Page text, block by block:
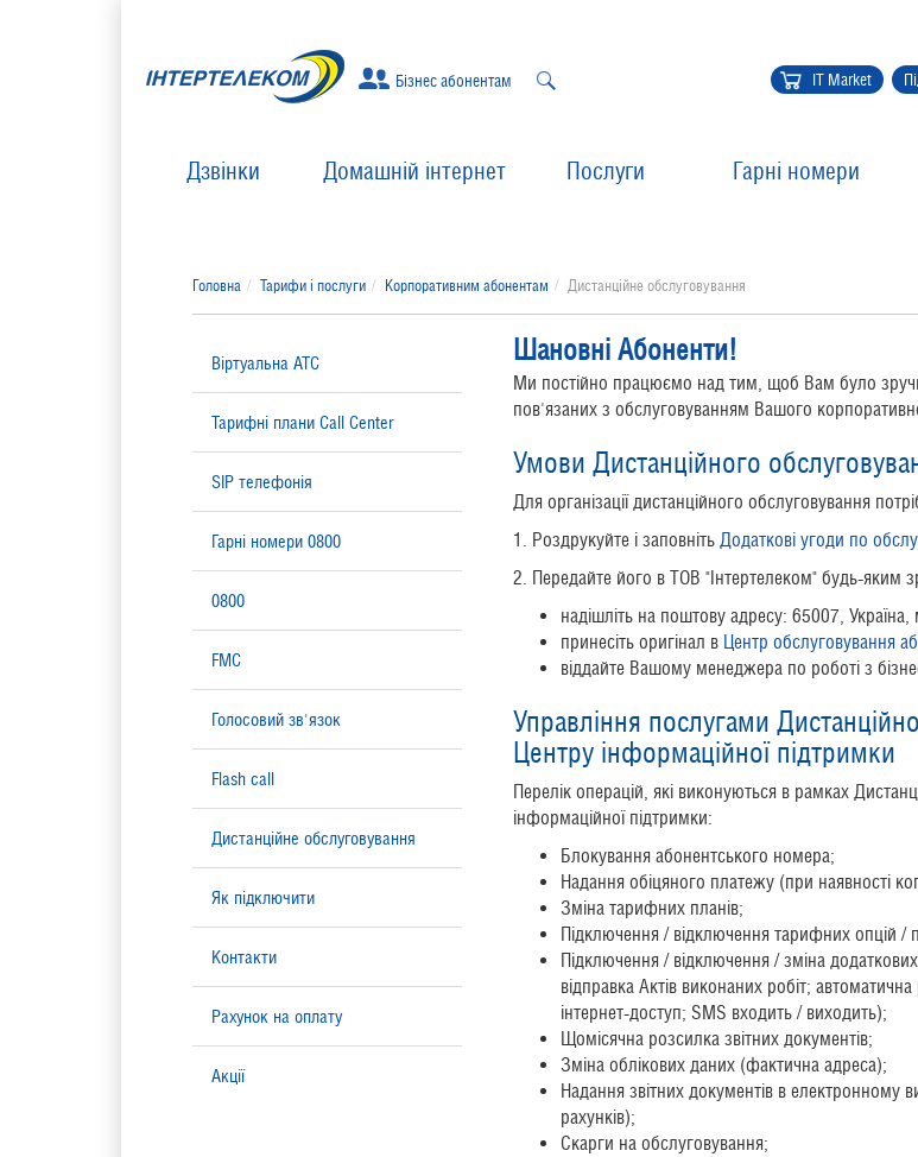
Бізнес абонентам IT Market
Дзвінки Домашній інтернет Послуги Гарні номери
Головна Тарифи і послуги Корпоративним абонентам Дистанційне обслуговування
Віртуальна АТС
Тарифні плани Call Center
SIP телефонія
Гарні номери 0800
0800
FMC
Голосовий зв'язок
Flash call
Дистанційне обслуговування
Як підключити
Контакти
Рахунок на оплату
Акції
Шановні Абоненти!
Ми постійно працюємо над тим, щоб Вам було
пов'язаних з обслуговуванням Вашого
Умови Дистанційного
Для організації дистанційного обслуговування
1. Роздрукуйте і заповніть Додаткові угоди по
2. Передайте його в ТОВ "Інтертелеком" будь-яким
надішліть на поштову адресу: 65007,
принесіть оригінал в Центр обслуговування
віддайте Вашому менеджера по роботі з
Управління послугами
Центру інформаційної підтримки
Перелік операцій, які виконуються в рамках
інформаційної підтримки:
Блокування абонентського номера;
Надання обіцяного платежу (при наявності
Зміна тарифних планів;
Підключення / відключення тарифних опцій /
Підключення / відключення / зміна
відправка Актів виконаних робіт;
інтернет-доступ; SMS входить / виходить);
Щомісячна розсилка звітних документів;
Зміна облікових даних (фактична адреса);
Надання звітних документів в електронному
рахунків);
Скарги на обслуговування;